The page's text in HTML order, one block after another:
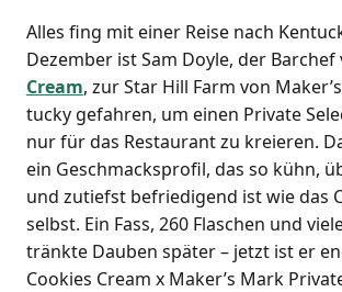
Alles fing mit einer Rei­se nach
Dezem­ber ist Sam Doyle, der Bar­chef
Cream, zur Star Hill Farm von
tu­cky gefah­ren, um einen Pri­va­te
nur für das Restau­rant zu kre­ieren.
ein Geschmacks­pro­fil, das so kühn,
und zutiefst befrie­di­gend ist wie das
selbst. Ein Fass, 260 Fla­schen und
tränk­te Dau­ben spä­ter – jetzt ist er
Coo­kies Cream x Maker’s Mark